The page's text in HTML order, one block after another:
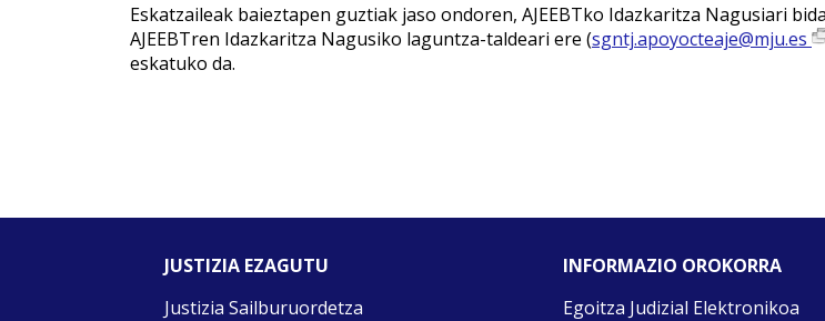
Eskatzaileak baieztapen guztiak jaso ondoren, AJEEBTko Idazkaritza Nagusiari
AJEEBTren Idazkaritza Nagusiko laguntza-taldeari ere (sgntj.apoyocteaje@mju.es
eskatuko da.
JUSTIZIA EZAGUTU
Justizia Sailburuordetza
INFORMAZIO OROKORRA
Egoitza Judizial Elektronikoa